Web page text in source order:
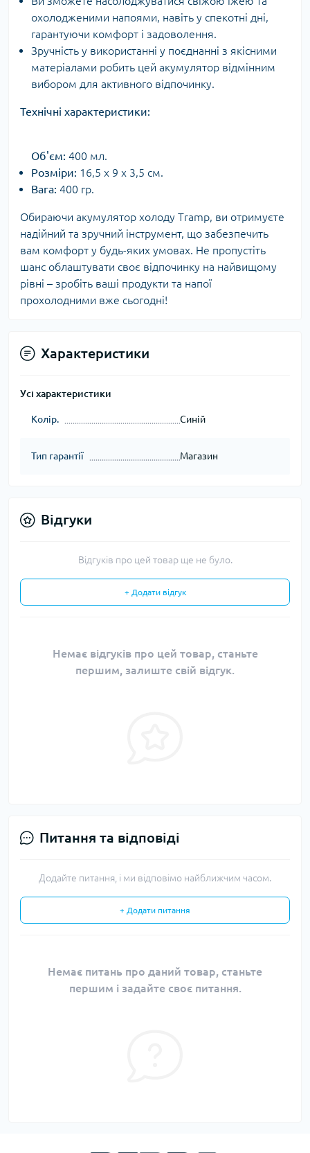
охолодженими напоями, навіть у спекотні дні,
гарантуючи комфорт і задоволення.
Зручність у використанні у поєднанні з якісними
матеріалами робить цей акумулятор відмінним
вибором для активного відпочинку.
Технічні характеристики:
Об'єм: 400 мл.
Розміри: 16,5 x 9 x 3,5 см.
Вага: 400 гр.
Обираючи акумулятор холоду Tramp, ви отримуєте
надійний та зручний інструмент, що забезпечить
вам комфорт у будь-яких умовах. Не пропустіть
шанс облаштувати своє відпочинку на найвищому
рівні – зробіть ваші продукти та напої
прохолодними вже сьогодні!
Характеристики
Усі характеристики
Колір. Синій
Тип гарантії Магазин
Відгуки
Відгуків про цей товар ще не було.
+ Додати відгук
Немає відгуків про цей товар, станьте
першим, залиште свій відгук.
Питання та відповіді
Додайте питання, і ми відповімо найближчим часом.
+ Додати питання
Немає питань про даний товар, станьте
першим і задайте своє питання.